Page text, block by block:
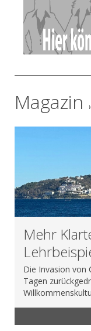
Magazin
Mehr
Die Invasion von
Tagen